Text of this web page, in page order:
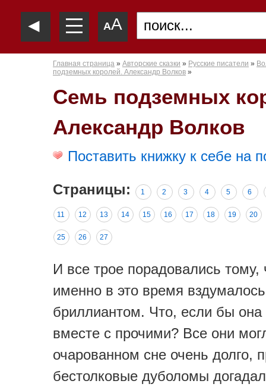
◄ —
—
— AA
Главная страница » Авторские сказки » Русские писатели »
подземных королей. Александр Волков »
Семь подземных
Александр Волков
Поставить книжку к себе на
Страницы: 1 2 3 4 5 6
11 12 13 14 15 16 17 18 19 20
25 26 27
И все трое порадовались тому,
именно в это время
бриллиантом. Что, если бы она
вместе с прочими? Все они
очарованном сне очень долго,
бестолковые дуболомы